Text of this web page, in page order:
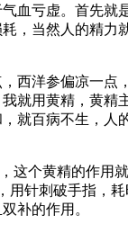
血亏虚。首先
，当然人的精
西洋参偏凉一
就用黄精，黄
就百病不生，
个黄精的作用
针刺破手指，
补的作用。